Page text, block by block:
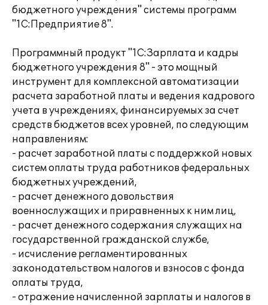
бюджетного учреждения" системы программ
"1С:Предприятие 8".
Программный продукт "1С:Зарплата и кадры
бюджетного учреждения 8" - это мощный
инструмент для комплексной автоматизации
расчета заработной платы и ведения кадрового
учета в учреждениях, финансируемых за счет
средств бюджетов всех уровней, по следующим
направлениям:
- расчет заработной платы с поддержкой новых
систем оплаты труда работников федеральных
бюджетных учреждений,
- расчет денежного довольствия
военнослужащих и приравненных к ним лиц,
- расчет денежного содержания служащих на
государственной гражданской службе,
- исчисление регламентированных
законодательством налогов и взносов с фонда
оплаты труда,
- отражение начисленной зарплаты и налогов в